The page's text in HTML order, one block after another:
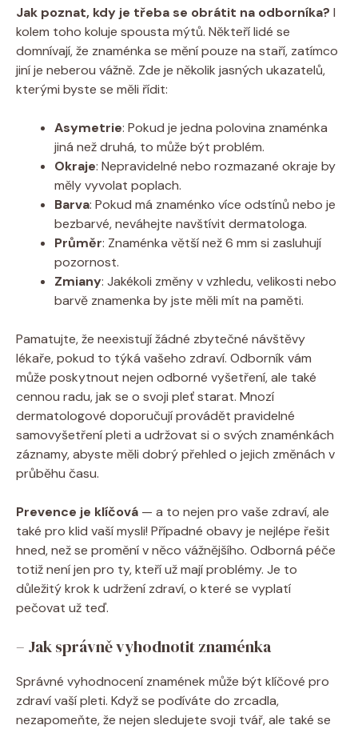
Jak poznat, kdy je třeba se obrátit na odborníka? I
kolem toho koluje spousta mýtů. Někteří lidé se
domnívají, že znaménka se mění pouze na staří, zatímco
jiní je neberou vážně. Zde je několik jasných ukazatelů,
kterými byste se měli řídit:
Asymetrie: Pokud je jedna polovina znaménka
jiná než druhá, to může být problém.
Okraje: Nepravidelné nebo rozmazané okraje by
měly vyvolat poplach.
Barva: Pokud má znaménko více odstínů nebo je
bezbarvé, neváhejte navštívit dermatologa.
Průměr: Znaménka větší než 6 mm si zasluhují
pozornost.
Zmiany: Jakékoli změny v vzhledu, velikosti nebo
barvě znamenka by jste měli mít na paměti.
Pamatujte, že neexistují žádné zbytečné návštěvy
lékaře, pokud to týká vašeho zdraví. Odborník vám
může poskytnout nejen odborné vyšetření, ale také
cennou radu, jak se o svoji pleť starat. Mnozí
dermatologové doporučují provádět pravidelné
samovyšetření pleti a udržovat si o svých znaménkách
záznamy, abyste měli dobrý přehled o jejich změnách v
průběhu času.
Prevence je klíčová — a to nejen pro vaše zdraví, ale
také pro klid vaší mysli! Případné obavy je nejlépe řešit
hned, než se promění v něco vážnějšího. Odborná péče
totiž není jen pro ty, kteří už mají problémy. Je to
důležitý krok k udržení zdraví, o které se vyplatí
pečovat už teď.
– Jak správně vyhodnotit znaménka
Správné vyhodnocení znamének může být klíčové pro
zdraví vaší pleti. Když se podíváte do zrcadla,
nezapomeňte, že nejen sledujete svoji tvář, ale také se